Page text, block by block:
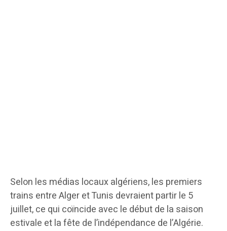
Selon les médias locaux algériens, les premiers
trains entre Alger et Tunis devraient partir le 5
juillet, ce qui coïncide avec le début de la saison
estivale et la fête de l’indépendance de l’Algérie.